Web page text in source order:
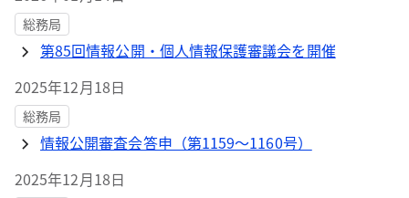
総務局
第85回情報公開・個人情報保護審議会を開催
2025年12月18日
総務局
情報公開審査会答申（第1159～1160号）
2025年12月18日